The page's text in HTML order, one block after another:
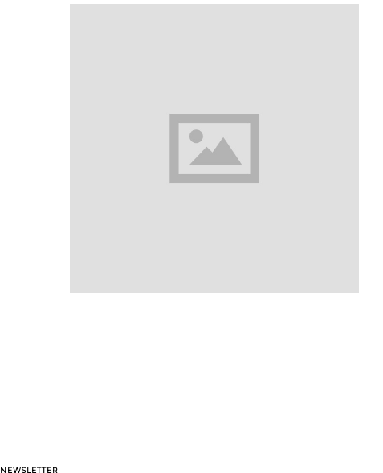
NEWSLETTER